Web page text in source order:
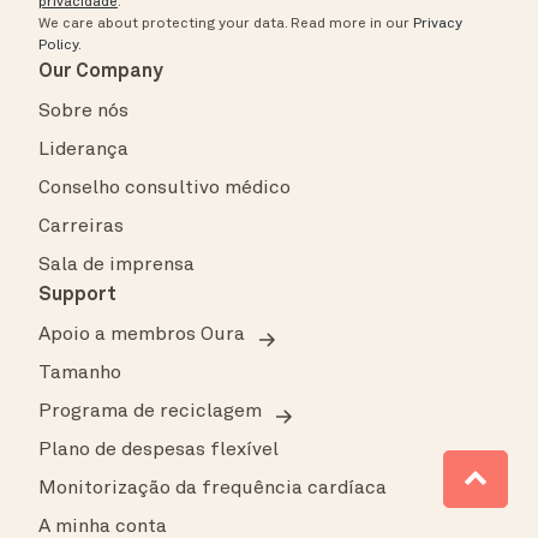
We care about protecting your data. Read more in our Privacy
Policy.
Our Company
Sobre nós
Liderança
Conselho consultivo médico
Carreiras
Sala de imprensa
Support
Apoio a membros Oura
Tamanho
Programa de reciclagem
Plano de despesas flexível
Monitorização da frequência cardíaca
A minha conta